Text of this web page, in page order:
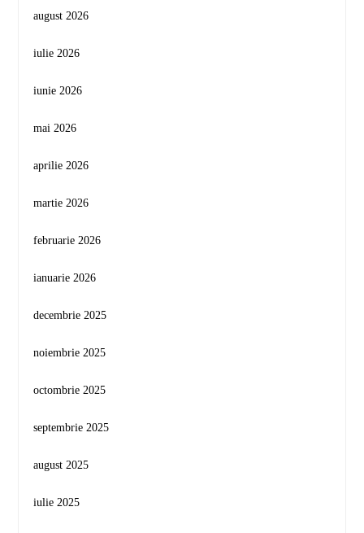
august 2026
iulie 2026
iunie 2026
mai 2026
aprilie 2026
martie 2026
februarie 2026
ianuarie 2026
decembrie 2025
noiembrie 2025
octombrie 2025
septembrie 2025
august 2025
iulie 2025